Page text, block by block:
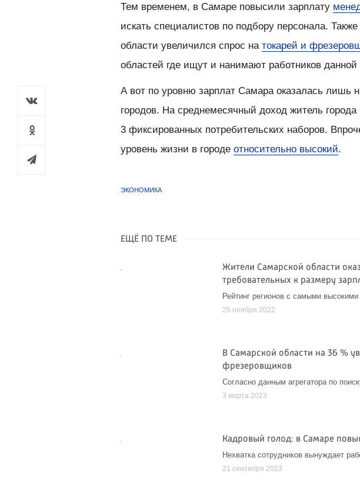
Тем временем, в Самаре повысили зарплату
искать специалистов по подбору персонала.
области увеличился спрос натокарей и
областей где ищут и нанимают работников
А вот по уровню зарплат Самара оказалась лишь
городов. На среднемесячный доход житель
3 фиксированных потребительских наборов.
уровень жизни в городеотносительно высокий.
ЭКОНОМИКА
ЕЩЁ ПО ТЕМЕ
Жители Самарской области
требовательных к размеру
Рейтинг регионов с самыми
25 ноября 2022
В Самарской области на 36 %
фрезеровщиков
Согласно данным агрегатора по
3 марта 2023
Кадровый голод: в Самаре
Нехватка сотрудников вынуждает
21 сентября 2023